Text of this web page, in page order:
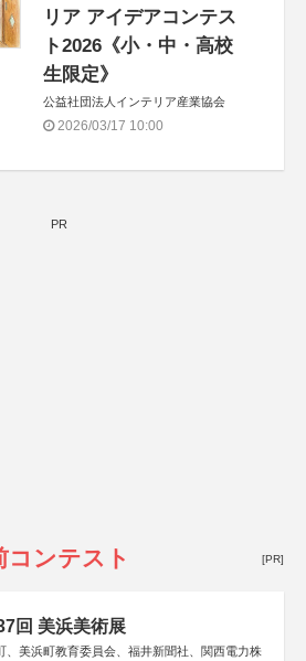
リア アイデアコンテス
ト2026《小・中・高校
生限定》
公益社団法人インテリア産業協会
2026/03/17 10:00
PR
コンテスト [PR]
回 美浜美術展
、美浜町教育委員会、福井新聞社、関西電力株